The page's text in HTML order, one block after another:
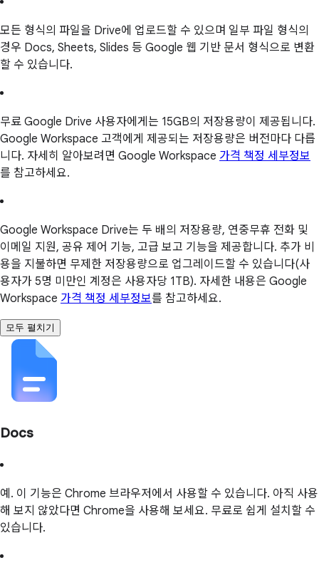
모든 형식의 파일을 Drive에 업로드할 수 있으며 일부 파일 형식의
경우 Docs, Sheets, Slides 등 Google 웹 기반 문서 형식으로 변환
할 수 있습니다.
무료 Google Drive 사용자에게는 15GB의 저장용량이 제공됩니다.
Google Workspace 고객에게 제공되는 저장용량은 버전마다 다릅
니다. 자세히 알아보려면 Google Workspace 가격 책정 세부정보
를 참고하세요.
Google Workspace Drive는 두 배의 저장용량, 연중무휴 전화 및
이메일 지원, 공유 제어 기능, 고급 보고 기능을 제공합니다. 추가 비
용을 지불하면 무제한 저장용량으로 업그레이드할 수 있습니다(사
용자가 5명 미만인 계정은 사용자당 1TB). 자세한 내용은 Google
Workspace 가격 책정 세부정보를 참고하세요.
모두 펼치기
Docs
예. 이 기능은 Chrome 브라우저에서 사용할 수 있습니다. 아직 사용
해 보지 않았다면 Chrome을 사용해 보세요. 무료로 쉽게 설치할 수
있습니다.